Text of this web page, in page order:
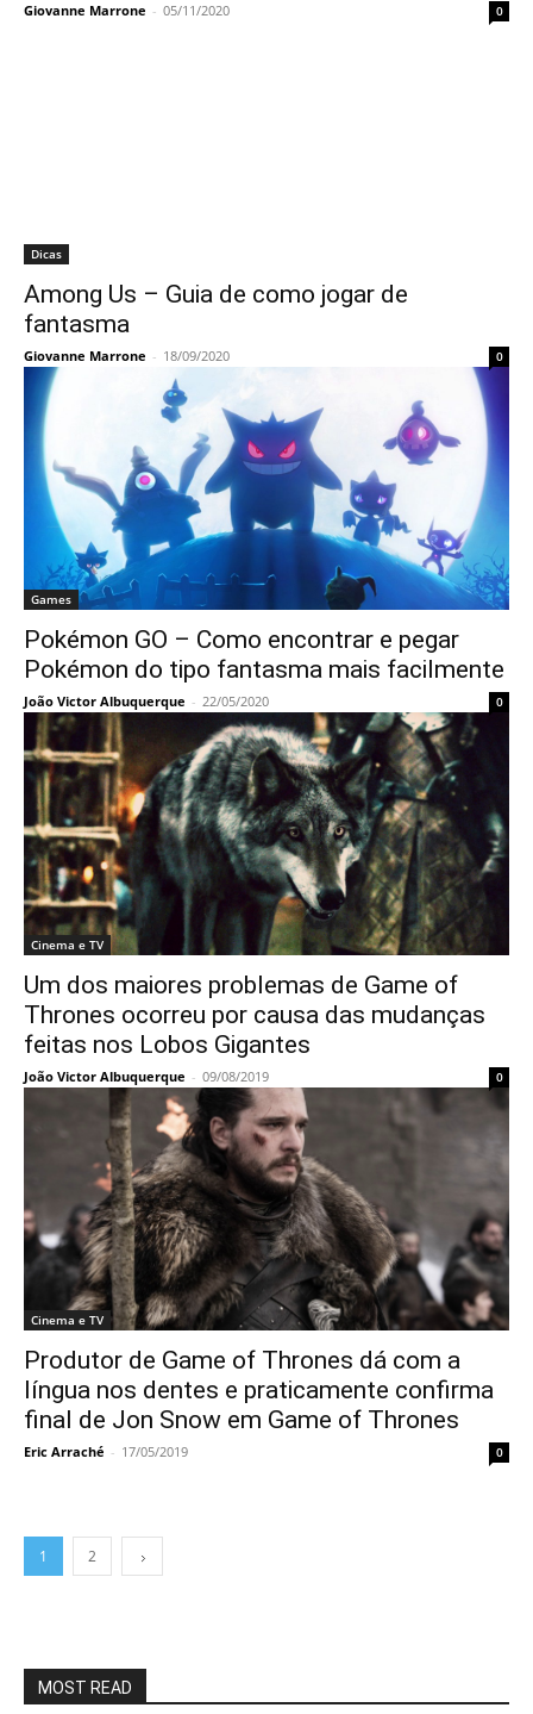
Giovanne Marrone - 05/11/2020 0
Dicas
Among Us – Guia de como jogar de
fantasma
Giovanne Marrone - 18/09/2020 0
Games
Pokémon GO – Como encontrar e pegar
Pokémon do tipo fantasma mais facilmente
João Victor Albuquerque - 22/05/2020 0
Cinema e TV
Um dos maiores problemas de Game of
Thrones ocorreu por causa das mudanças
feitas nos Lobos Gigantes
João Victor Albuquerque - 09/08/2019 0
Cinema e TV
Produtor de Game of Thrones dá com a
língua nos dentes e praticamente confirma
final de Jon Snow em Game of Thrones
Eric Arraché - 17/05/2019 0
1 2
MOST READ